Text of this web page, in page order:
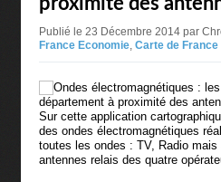
Publié le 23 Décembre 2014 par
France Economie, Carte de France
Sur cette application
des ondes électromagnétiques
toutes les ondes : TV, Radio
antennes relais des quatre